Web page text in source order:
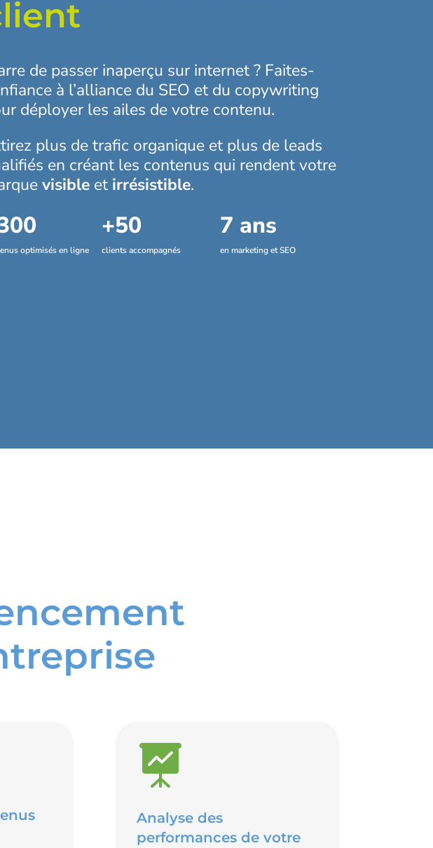
de passer inaperçu sur internet ? Faites-
à l’alliance du SEO et du copywriting
déployer les ailes de votre contenu.
plus de trafic organique et plus de leads
en créant les contenus qui rendent votre
visibleet irrésistible.
optimisés en ligne
+50
clients accompagnés
7 ans
en marketing et SEO

Analyse des
performances de votre